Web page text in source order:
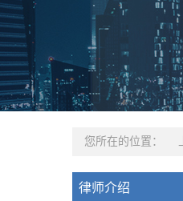
您所在的位置：
律师介绍